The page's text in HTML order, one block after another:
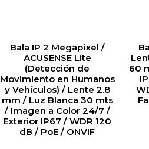
Bala IP 2 Megapixel /
ACUSENSE Lite
(Detección de
Movimiento en Humanos
y Vehículos) / Lente 2.8
mm / Luz Blanca 30 mts
/ Imagen a Color 24/7 /
Exterior IP67 / WDR 120
dB / PoE / ONVIF
60